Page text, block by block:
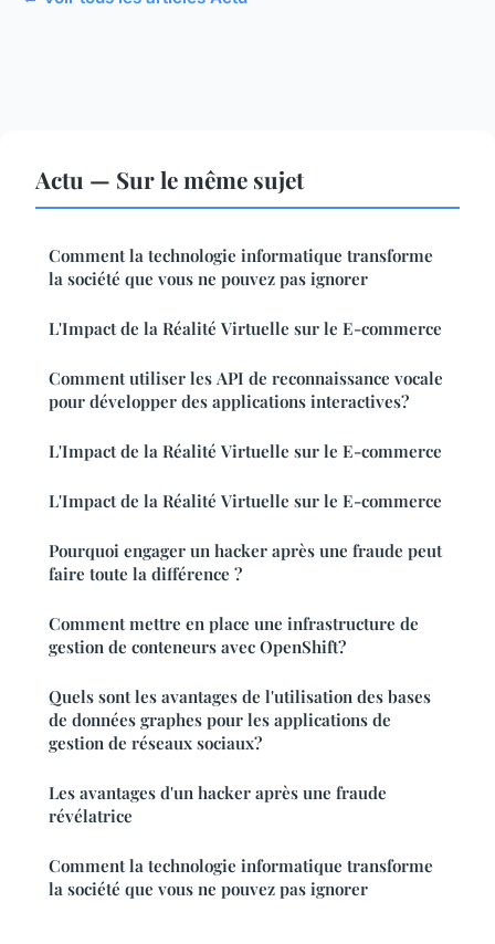
Actu — Sur le même sujet
Comment la technologie informatique transforme
la société que vous ne pouvez pas ignorer
L'Impact de la Réalité Virtuelle sur le E-commerce
Comment utiliser les API de reconnaissance vocale
pour développer des applications interactives?
L'Impact de la Réalité Virtuelle sur le E-commerce
L'Impact de la Réalité Virtuelle sur le E-commerce
Pourquoi engager un hacker après une fraude peut
faire toute la différence ?
Comment mettre en place une infrastructure de
gestion de conteneurs avec OpenShift?
Quels sont les avantages de l'utilisation des bases
de données graphes pour les applications de
gestion de réseaux sociaux?
Les avantages d'un hacker après une fraude
révélatrice
Comment la technologie informatique transforme
la société que vous ne pouvez pas ignorer